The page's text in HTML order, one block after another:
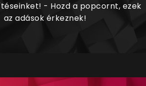
- Hozd a popcornt, ezek
az adások érkeznek!